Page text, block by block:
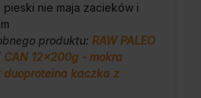
nie maja zacieków i
produktu: RAW PALEO
CAN 12x200g - mokra
kaczka z